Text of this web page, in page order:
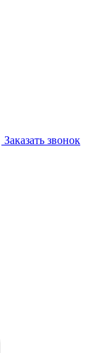
Заказать звонок